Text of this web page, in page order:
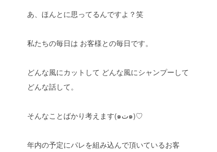
あ、ほんとに思ってるんですよ？笑
私たちの毎日は お客様との毎日です。
どんな風にカットして どんな風にシャンプーして
どんな話して。
そんなことばかり考えます(๑ت๑)♡
年内の予定にパレを組み込んで頂いているお客